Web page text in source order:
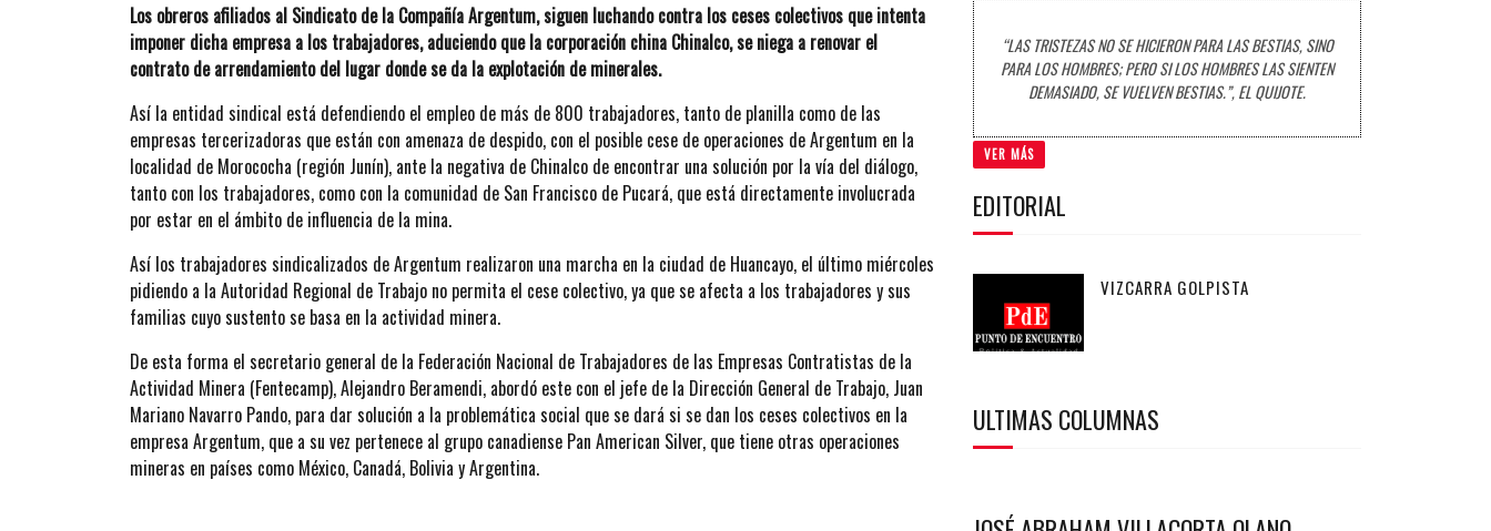
Los obreros afiliados al Sindicato de la Compañía Argentum, siguen luchando contra los ceses colectivos que intenta
imponer dicha empresa a los trabajadores, aduciendo que la corporación china Chinalco, se niega a renovar el
contrato de arrendamiento del lugar donde se da la explotación de minerales.
Así la entidad sindical está defendiendo el empleo de más de 800 trabajadores, tanto de planilla como de las
empresas tercerizadoras que están con amenaza de despido, con el posible cese de operaciones de Argentum en la
localidad de Morococha (región Junín), ante la negativa de Chinalco de encontrar una solución por la vía del diálogo,
tanto con los trabajadores, como con la comunidad de San Francisco de Pucará, que está directamente involucrada
por estar en el ámbito de influencia de la mina.
Así los trabajadores sindicalizados de Argentum realizaron una marcha en la ciudad de Huancayo, el último miércoles
pidiendo a la Autoridad Regional de Trabajo no permita el cese colectivo, ya que se afecta a los trabajadores y sus
familias cuyo sustento se basa en la actividad minera.
De esta forma el secretario general de la Federación Nacional de Trabajadores de las Empresas Contratistas de la
Actividad Minera (Fentecamp), Alejandro Beramendi, abordó este con el jefe de la Dirección General de Trabajo, Juan
Mariano Navarro Pando, para dar solución a la problemática social que se dará si se dan los ceses colectivos en la
empresa Argentum, que a su vez pertenece al grupo canadiense Pan American Silver, que tiene otras operaciones
mineras en países como México, Canadá, Bolivia y Argentina.
“LAS TRISTEZAS NO SE HICIERON PARA LAS BESTIAS, SINO
PARA LOS HOMBRES; PERO SI LOS HOMBRES LAS SIENTEN
DEMASIADO, SE VUELVEN BESTIAS.”, EL QUIJOTE.
VER MÁS
EDITORIAL
VIZCARRA GOLPISTA
ULTIMAS COLUMNAS